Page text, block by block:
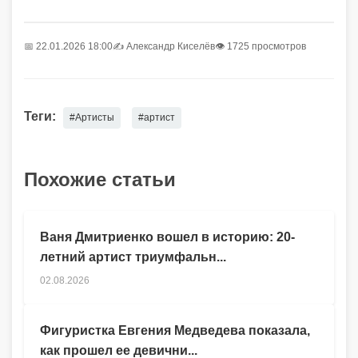
📅 22.01.2026 18:00✍️ Александр Киселёв👁 1725 просмотров
Теги: #Артисты #артист
Похожие статьи
Ваня Дмитриенко вошел в историю: 20-
летний артист триумфальн...
02.08.2026
Фигуристка Евгения Медведева показала,
как прошел ее девични...